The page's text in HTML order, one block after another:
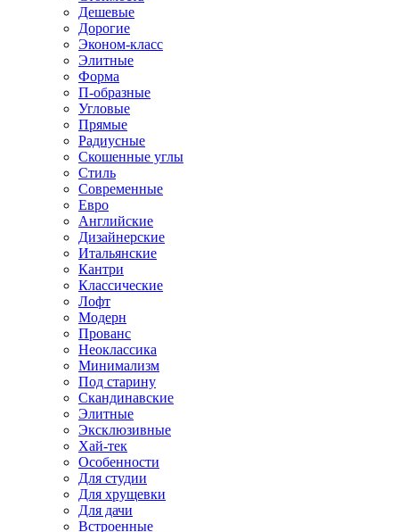
Дешевые
Дорогие
Эконом-класс
Элитные
Форма
П-образные
Угловые
Прямые
Радиусные
Скошенные углы
Стиль
Современные
Евро
Английские
Дизайнерские
Итальянские
Кантри
Классические
Лофт
Модерн
Прованс
Неоклассика
Минимализм
Под старину
Скандинавские
Элитные
Эксклюзивные
Хай-тек
Особенности
Для студии
Для хрущевки
Для дачи
Встроенные